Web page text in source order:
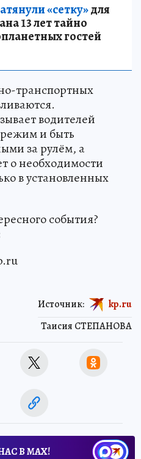
«сетку»для
13 лет тайно
гостей
транспортных
водителей
и быть
за рулём, а
о необходимости
в установленных
события?
Таисия СТЕПАНОВА
Источник: kp.ru
В МАХ!